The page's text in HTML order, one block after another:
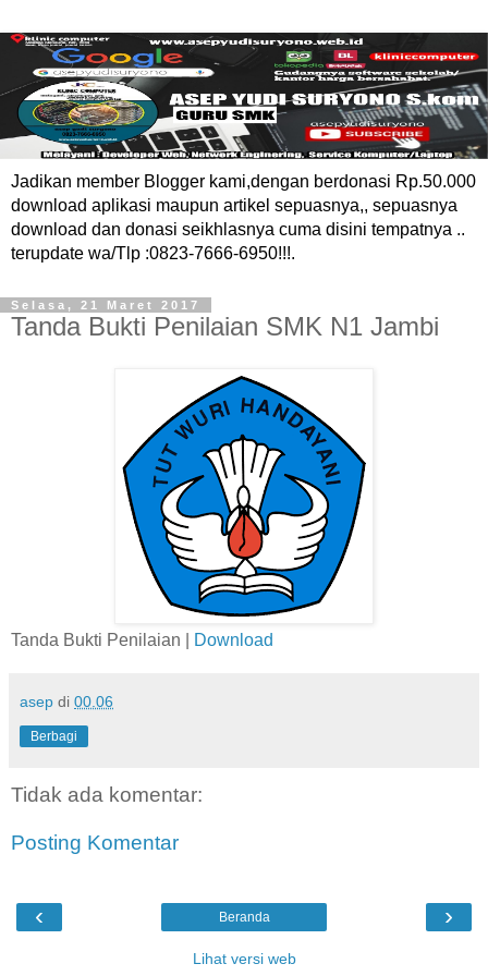
Jadikan member Blogger kami,dengan berdonasi Rp.50.000
download aplikasi maupun artikel sepuasnya,, sepuasnya
download dan donasi seikhlasnya cuma disini tempatnya ..
terupdate wa/Tlp :0823-7666-6950!!!.
Selasa, 21 Maret 2017
Tanda Bukti Penilaian SMK N1 Jambi
Tanda Bukti Penilaian | Download
asep di 00.06
Berbagi
Tidak ada komentar:
Posting Komentar
‹ ›
Beranda
Lihat versi web